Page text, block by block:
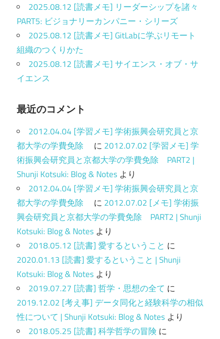
2025.08.12 [読書メモ] リーダーシップを諸々
PART5: ビジョナリーカンパニー・シリーズ
2025.08.12 [読書メモ] GitLabに学ぶリモート
組織のつくりかた
2025.08.12 [読書メモ] サイエンス・オブ・サ
イエンス
最近のコメント
2012.04.04 [学習メモ] 学術振興会研究員と京
都大学の学費免除
に 2012.07.02 [学習メモ] 学
術振興会研究員と京都大学の学費免除 PART2 |
Shunji Kotsuki: Blog & Notes より
2012.04.04 [学習メモ] 学術振興会研究員と京
都大学の学費免除
に 2012.07.02 [メモ] 学術振
興会研究員と京都大学の学費免除 PART2 | Shunji
Kotsuki: Blog & Notes より
2018.05.12 [読書] 愛するということ に
2020.01.13 [読書] 愛するということ | Shunji
Kotsuki: Blog & Notes より
2019.07.27 [読書] 哲学・思想の全て に
2019.12.02 [考え事] データ同化と経験科学の相似
性について | Shunji Kotsuki: Blog & Notes より
2018.05.25 [読書] 科学哲学の冒険 に